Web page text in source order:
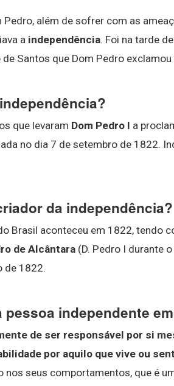
Pedro, além de sofrer com as
a independência. Foi na tarde
de Santos que Dom Pedro
que levaram Dom Pedro I a
no dia 7 de setembro de 1822.
da independência?
Brasil aconteceu em 1822, tendo
de Alcântara (D. Pedro I durante
de 1822.
pessoa independente
de ser responsável por si
por aquilo que vive ou
nos seus comportamentos, que é